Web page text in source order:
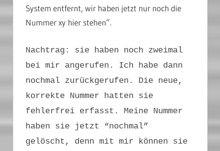
System entfernt, wir haben jetzt nur noch die
Nummer xy hier stehen”.
Nachtrag: sie haben noch zweimal
bei mir angerufen. Ich habe dann
nochmal zurückgerufen. Die neue,
korrekte Nummer hatten sie
fehlerfrei erfasst. Meine Nummer
haben sie jetzt “nochmal”
gelöscht, denn mit mir können sie